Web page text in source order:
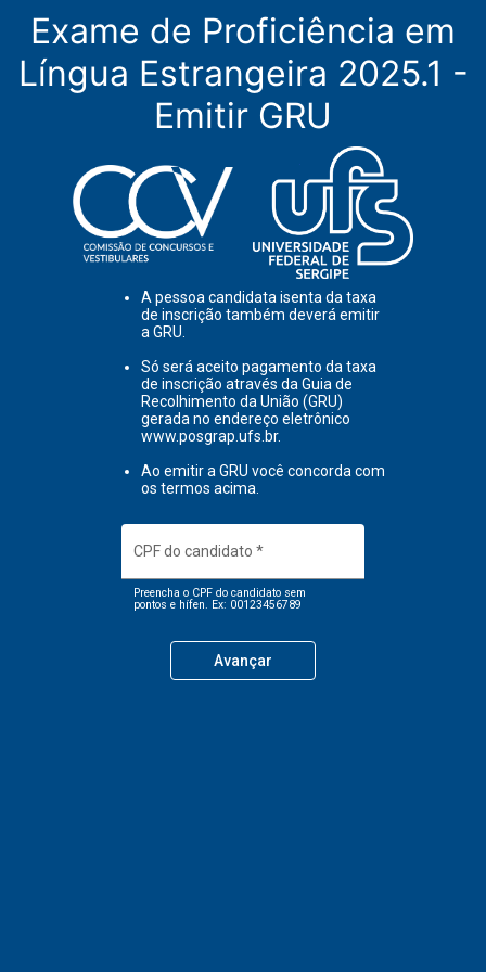
Exame de Proficiência em
Língua Estrangeira 2025.1 -
Emitir GRU
A pessoa candidata isenta da taxa
de inscrição também deverá emitir
a GRU.
Só será aceito pagamento da taxa
de inscrição através da Guia de
Recolhimento da União (GRU)
gerada no endereço eletrônico
www.posgrap.ufs.br.
Ao emitir a GRU você concorda com
os termos acima.
CPF do candidato *
Preencha o CPF do candidato sem
pontos e hífen. Ex: 00123456789
Avançar